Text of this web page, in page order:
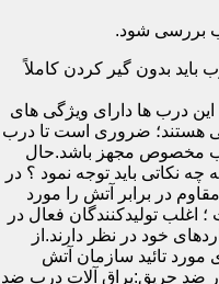
باید بدون گیر کردن کاملاً
درب ها دارای ویژگی های
هستند؛ ضروری است تا درب
مخصوص مجهز باشد.حال
نکاتی باید توجه نمود ؟ در
در برابر آتش را مورد
تولیدکنندگان فعال در
خود در نظر دارند.از
تائید سازمان آتش
در ضد حریق:یراق آلات درب ضد